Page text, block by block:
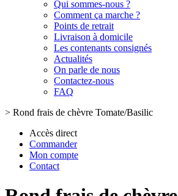
Qui sommes-nous ?
Comment ça marche ?
Points de retrait
Livraison à domicile
Les contenants consignés
Actualités
On parle de nous
Contactez-nous
FAQ
> Rond frais de chèvre Tomate/Basilic
Accès direct
Commander
Mon compte
Contact